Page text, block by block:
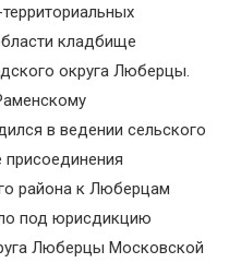
кладбище
округа Люберцы.
в ведении сельского
района к Люберцам
под юрисдикцию
Люберцы Московской